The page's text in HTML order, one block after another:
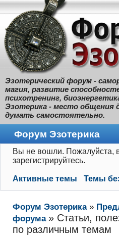
Эзотерический форум -
магия, развитие
психотренинг,
Эзотерика - место общения
думать самостоятельно.
Форум Эзотерика
Главная
Правила
Поиск
Регистрация
Вход
Вы не вошли. Пожалуйста,
зарегистрируйтесь.
Активные темы Темы
Форум Эзотерика »
форума » Статьи,
по различным темам